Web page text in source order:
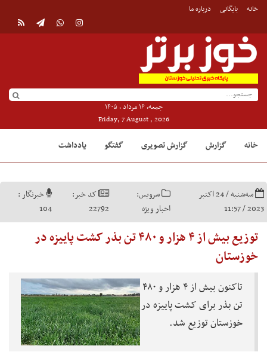
خانه بایگانی درباره ما
جمعه, ۱۶ مرداد , ۱۴۰۵
Friday, 7 August , 2026
خانه گزارش گزارش تصویری گفتگو یادداشت
سه‌شنبه / 24 اکتبر
2023 / 11:57
سرویس:
اخبار ویژه
کد خبر:
22792
خبرنگار :
104
توزیع بیش از ۴ هزار و ۴۸۰ تن بذر کشت پاییزه در
خوزستان
تاکنون بیش از ۴ هزار و ۴۸۰
تن بذر برای کشت پاییزه در
خوزستان توزیع شد.